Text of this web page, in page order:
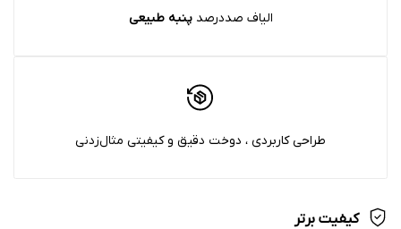
الیاف صددرصدپنبه‌ طبیعی
طراحی کاربردی ، دوخت دقیق و کیفیتی مثال‌زدنی
کیفیت برتر